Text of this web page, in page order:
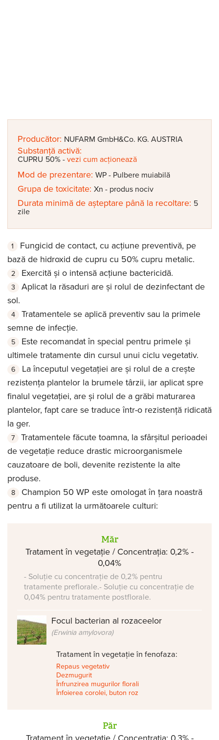
Producător: NUFARM GmbH&Co. KG. AUSTRIA
Substanță activă:
CUPRU 50% - vezi cum acționează
Mod de prezentare: WP - Pulbere muiabilă
Grupa de toxicitate: Xn - produs nociv
Durata minimă de așteptare până la recoltare: 5
zile
Fungicid de contact, cu acțiune preventivă, pe
bază de hidroxid de cupru cu 50% cupru metalic.
Exercită și o intensă acțiune bactericidă.
Aplicat la răsaduri are și rolul de dezinfectant de
sol.
Tratamentele se aplică preventiv sau la primele
semne de infecție.
Este recomandat în special pentru primele și
ultimele tratamente din cursul unui ciclu vegetativ.
La începutul vegetației are și rolul de a crește
rezistența plantelor la brumele târzii, iar aplicat spre
finalul vegetației, are și rolul de a grăbi maturarea
plantelor, fapt care se traduce într-o rezistență ridicată
la ger.
Tratamentele făcute toamna, la sfârșitul perioadei
de vegetație reduce drastic microorganismele
cauzatoare de boli, devenite rezistente la alte
produse.
Champion 50 WP este omologat în țara noastră
pentru a fi utilizat la următoarele culturi:
Măr
Tratament în vegetație / Concentrația: 0,2% -
0,04%
- Soluție cu concentrație de 0,2% pentru
tratamente preflorale.- Soluție cu concentrație de
0,04% pentru tratamente postflorale.
Focul bacterian al rozaceelor
(Erwinia amylovora)
Tratament în vegetație în fenofaza:
Repaus vegetativ
Dezmugurit
Înfrunzirea mugurilor florali
Înfoierea corolei, buton roz
Păr